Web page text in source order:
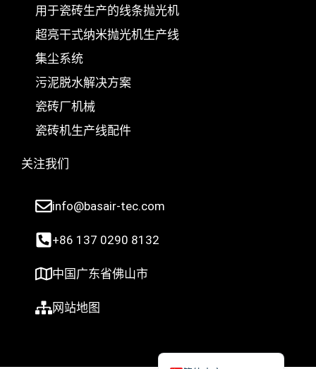
用于瓷砖生产的线条抛光机
超亮干式纳米抛光机生产线
集尘系统
污泥脱水解决方案
瓷砖厂机械
瓷砖机生产线配件
关注我们
info@basair-tec.com
+86 137 0290 8132
中国广东省佛山市
网站地图